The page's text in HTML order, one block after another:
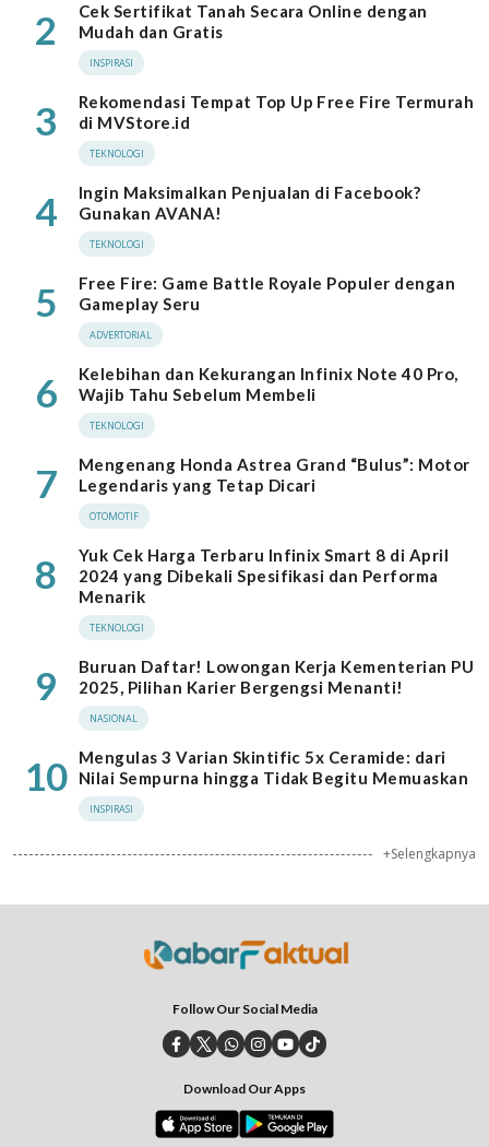
2
Cek Sertifikat Tanah Secara Online dengan
Mudah dan Gratis
INSPIRASI
3
Rekomendasi Tempat Top Up Free Fire Termurah
di MVStore.id
TEKNOLOGI
4
Ingin Maksimalkan Penjualan di Facebook?
Gunakan AVANA!
TEKNOLOGI
5
Free Fire: Game Battle Royale Populer dengan
Gameplay Seru
ADVERTORIAL
6
Kelebihan dan Kekurangan Infinix Note 40 Pro,
Wajib Tahu Sebelum Membeli
TEKNOLOGI
7
Mengenang Honda Astrea Grand “Bulus”: Motor
Legendaris yang Tetap Dicari
OTOMOTIF
8
Yuk Cek Harga Terbaru Infinix Smart 8 di April
2024 yang Dibekali Spesifikasi dan Performa
Menarik
TEKNOLOGI
9
Buruan Daftar! Lowongan Kerja Kementerian PU
2025, Pilihan Karier Bergengsi Menanti!
NASIONAL
10
Mengulas 3 Varian Skintific 5x Ceramide: dari
Nilai Sempurna hingga Tidak Begitu Memuaskan
INSPIRASI
+Selengkapnya
Follow Our Social Media
Download Our Apps